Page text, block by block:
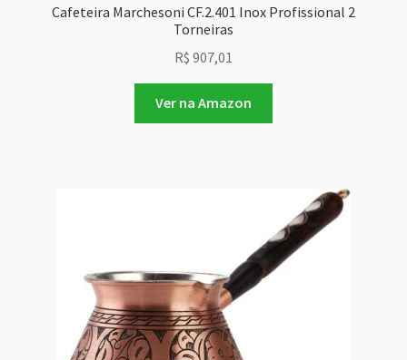
Cafeteira Marchesoni CF.2.401 Inox Profissional 2
Torneiras
R$ 907,01
Ver na Amazon